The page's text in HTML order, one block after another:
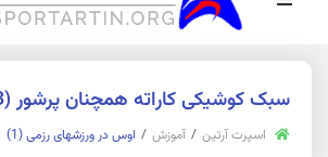
سبک کوشیکی کاراته همچنان پرشور (13/تیرماه/1405)
اسپرت آرتین آموزش اوس در ورزشهای رزمی (1)